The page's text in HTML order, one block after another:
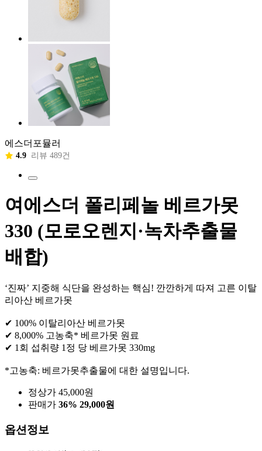
에스더포뮬러
4.9 리뷰 489건
여에스더 폴리페놀 베르가못
330 (모로오렌지·녹차추출물
배합)
‘진짜’ 지중해 식단을 완성하는 핵심! 깐깐하게 따져 고른 이탈
리아산 베르가못
✔ 100% 이탈리아산 베르가못
✔ 8,000% 고농축* 베르가못 원료
✔ 1회 섭취량 1정 당 베르가못 330mg
*고농축: 베르가못추출물에 대한 설명입니다.
정상가 45,000원
판매가 36% 29,000원
옵션정보